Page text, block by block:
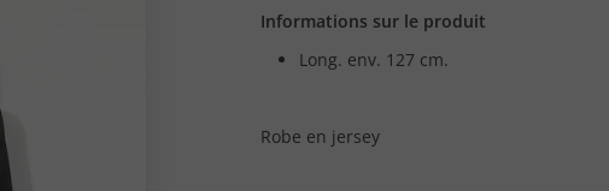
Informations sur le produit
Long. env. 127 cm.
Robe en jersey